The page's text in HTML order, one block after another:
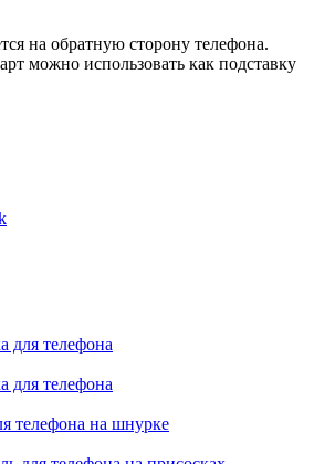
на обратную сторону телефона.
можно использовать как подставку
для телефона
для телефона
телефона на шнурке